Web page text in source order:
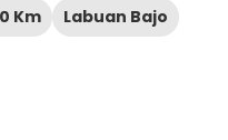
Km
Labuan Bajo